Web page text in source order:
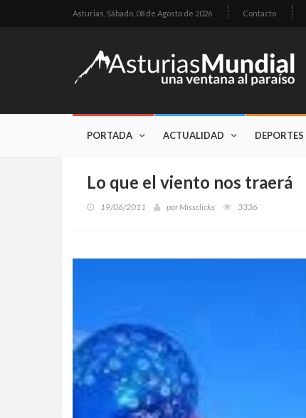
Asturias, Sábado, 08 de Agosto de 2026 Contacto
PORTADA ACTUALIDAD DEPORTES
Lo que el viento nos traerá
19/06/2011 porMissclicks 3336